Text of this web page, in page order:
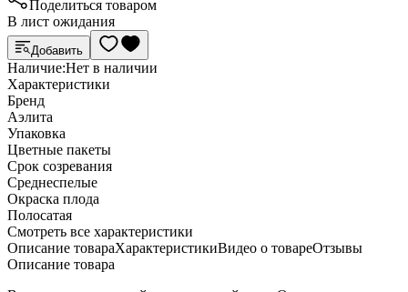
Поделиться товаром
В лист ожидания
Добавить
Наличие:Нет в наличии
Характеристики
Бренд
Аэлита
Упаковка
Цветные пакеты
Срок созревания
Среднеспелые
Окраска плода
Полосатая
Cмотреть все характеристики
Описание товараХарактеристикиВидео о товареОтзывы
Описание товара